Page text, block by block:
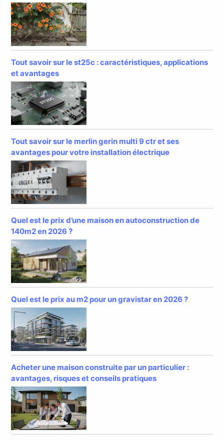
Tout savoir sur le st25c : caractéristiques, applications
et avantages
Tout savoir sur le merlin gerin multi 9 ctr et ses
avantages pour votre installation électrique
Quel est le prix d’une maison en autoconstruction de
140m2 en 2026 ?
Quel est le prix au m2 pour un gravistar en 2026 ?
Acheter une maison construite par un particulier :
avantages, risques et conseils pratiques